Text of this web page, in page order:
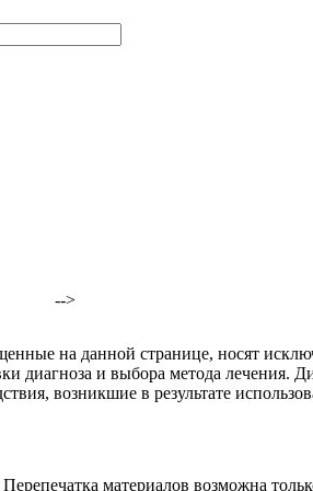
-->
на данной странице, носят
диагноза и выбора метода лечения.
возникшие в результате
материалов возможна